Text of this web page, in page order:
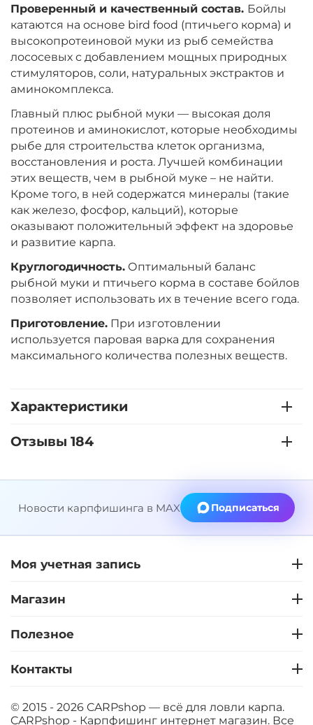
Диаметр:
20 мм
Вкус:
Мульти Фрукт
‍899‍ ₽‍1 058‍₽ +
−
Вкус:
Ананас
‍899‍ ₽‍1 058‍₽ +
−
Диаметр:
Диаметр:
20 мм
Вкус:
Клубника
+
−
Вкус:
Клубника
Вкус:
Мандарин
Проверенный и качественный состав. Бойлы
катаются на основе bird food (птичьего корма) и
высокопротеиновой муки из рыб семейства
лососевых с добавлением мощных природных
стимуляторов, соли, натуральных экстрактов и
аминокомплекса.
Главный плюс рыбной муки — высокая доля
протеинов и аминокислот, которые необходимы
рыбе для строительства клеток организма,
восстановления и роста. Лучшей комбинации
этих веществ, чем в рыбной муке – не найти.
Кроме того, в ней содержатся минералы (такие
как железо, фосфор, кальций), которые
оказывают положительный эффект на здоровье
и развитие карпа.
Круглогодичность. Оптимальный баланс
рыбной муки и птичьего корма в составе бойлов
позволяет использовать их в течение всего года.
Приготовление. При изготовлении
используется паровая варка для сохранения
максимального количества полезных веществ.
Характеристики
Отзывы 184
Новости карпфишинга в MAX Подписаться
Моя учетная запись
Магазин
Полезное
Контакты
© 2015 - 2026 CARPshop — всё для ловли карпа.
CARPshop - Карпфишинг интернет магазин. Все